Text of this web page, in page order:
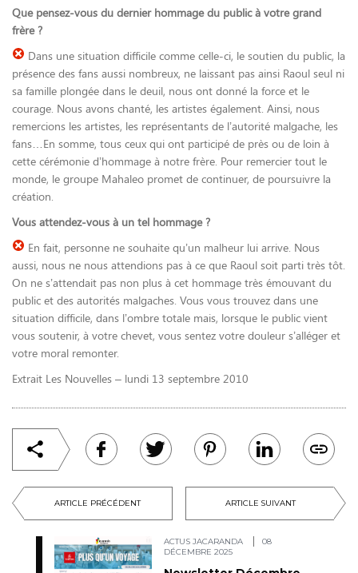
ARTICLE PRÉCÉDENT ARTICLE SUIVANT
ACTUS JACARANDA
08
DÉCEMBRE 2025
Que pensez-vous du dernier hommage du public à votre grand
frère ?
Dans une situation difficile comme celle-ci, le soutien du public, la
présence des fans aussi nombreux, ne laissant pas ainsi Raoul seul ni
sa famille plongée dans le deuil, nous ont donné la force et le
courage. Nous avons chanté, les artistes également. Ainsi, nous
remercions les artistes, les représentants de l’autorité malgache, les
fans…En somme, tous ceux qui ont participé de près ou de loin à
cette cérémonie d’hommage à notre frère. Pour remercier tout le
monde, le groupe Mahaleo promet de continuer, de poursuivre la
création.
Vous attendez-vous à un tel hommage ?
En fait, personne ne souhaite qu’un malheur lui arrive. Nous
aussi, nous ne nous attendions pas à ce que Raoul soit parti très tôt.
On ne s’attendait pas non plus à cet hommage très émouvant du
public et des autorités malgaches. Vous vous trouvez dans une
situation difficile, dans l’ombre totale mais, lorsque le public vient
vous soutenir, à votre chevet, vous sentez votre douleur s’alléger et
votre moral remonter.
Extrait Les Nouvelles – lundi 13 septembre 2010